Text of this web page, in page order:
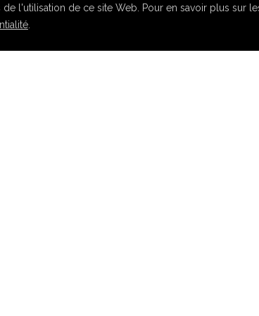
l'utilisation de ce site Web. Pour en savoir plus sur